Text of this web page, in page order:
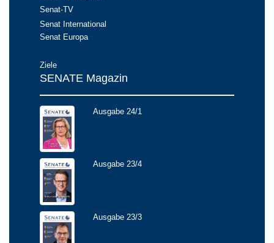
Senat-TV
Senat International
Senat Europa
Ziele
SENATE Magazin
Ausgabe 24/1
Ausgabe 23/4
Ausgabe 23/3